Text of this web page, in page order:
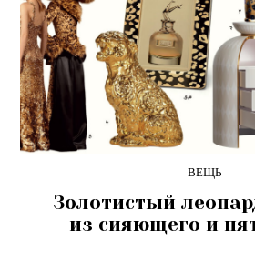
ВЕЩЬ
Золотистый
из сияющего и